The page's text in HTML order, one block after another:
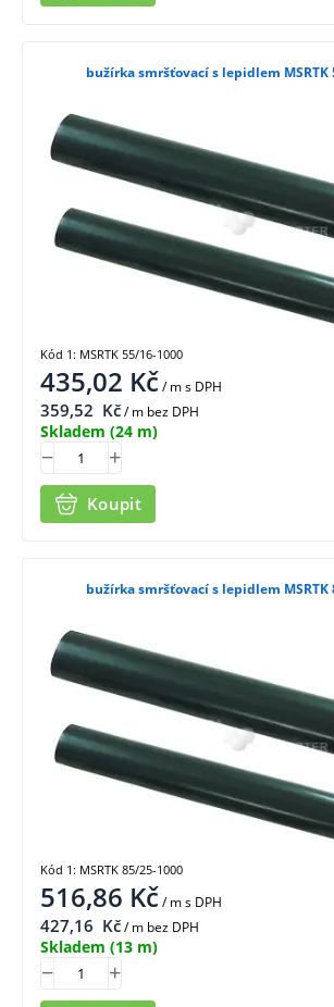
bužírka smršťovací s lepidlem MSRTK
435,02 Kč/ ms DPH
359,52 Kč/ m bez DPH
Skladem (24 m)
Koupit
Kód 1: MSRTK 55/16-1000
bužírka smršťovací s lepidlem MSRTK
516,86 Kč/ ms DPH
427,16 Kč/ m bez DPH
Skladem (13 m)
Kód 1: MSRTK 85/25-1000